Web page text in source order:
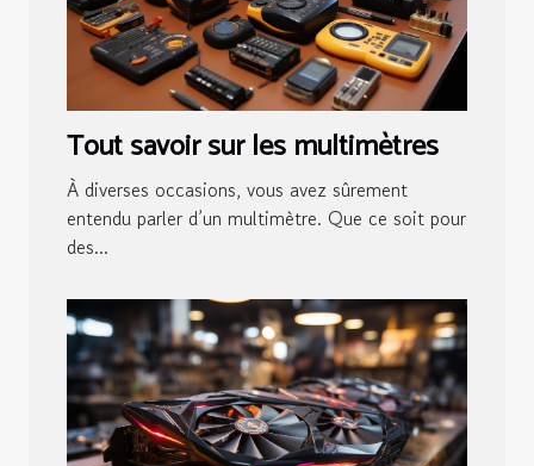
Tout savoir sur les multimètres
À diverses occasions, vous avez sûrement
entendu parler d’un multimètre. Que ce soit pour
des...